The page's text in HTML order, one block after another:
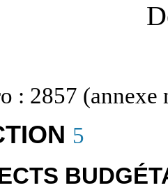
: 2857 (annexe
5